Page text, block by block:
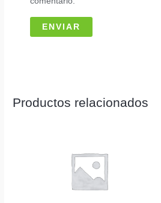
Productos relacionados